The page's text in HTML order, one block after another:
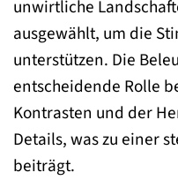
unwirtliche
ausgewählt, um die
unterstützen. Die
entscheidende Rolle
Kontrasten und der
Details, was zu einer
beiträgt.